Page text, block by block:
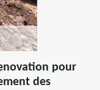
pour
des